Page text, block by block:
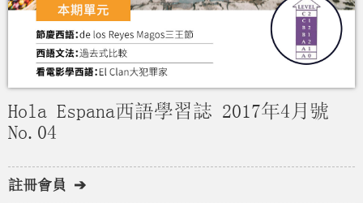
Hola Espana西語學習誌 2017年4月號
No.04
註冊會員 ➔